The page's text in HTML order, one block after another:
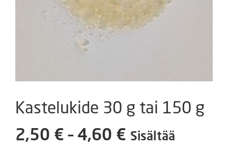
Kastelukide 30 g tai 150 g
2,50 € – 4,60 € Hintaluokka:
Sisältää